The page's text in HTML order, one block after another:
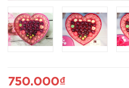
750.000₫